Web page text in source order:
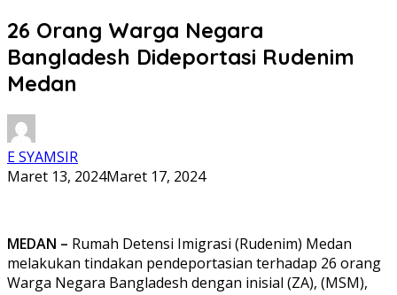
26 Orang Warga Negara
Bangladesh Dideportasi Rudenim
Medan
E SYAMSIR
Maret 13, 2024Maret 17, 2024
MEDAN – Rumah Detensi Imigrasi (Rudenim) Medan
melakukan tindakan pendeportasian terhadap 26 orang
Warga Negara Bangladesh dengan inisial (ZA), (MSM),